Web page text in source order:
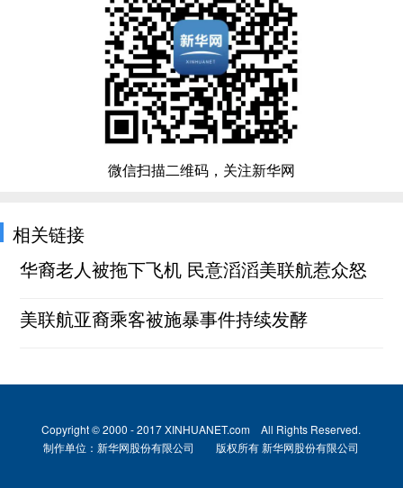
微信扫描二维码，关注新华网
相关链接
华裔老人被拖下飞机 民意滔滔美联航惹众怒
美联航亚裔乘客被施暴事件持续发酵
Copyright © 2000 - 2017 XINHUANET.com All Rights Reserved.
制作单位：新华网股份有限公司 版权所有 新华网股份有限公司